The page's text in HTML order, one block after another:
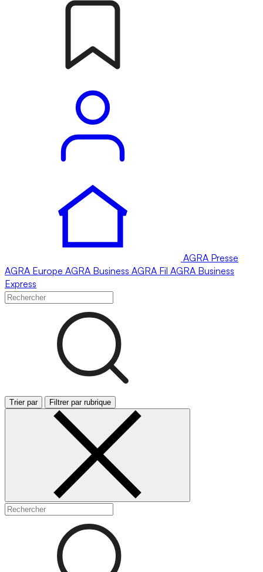
AGRA Presse
AGRA Europe AGRA Business AGRA Fil AGRA Business
Express
Trier par Filtrer par rubrique